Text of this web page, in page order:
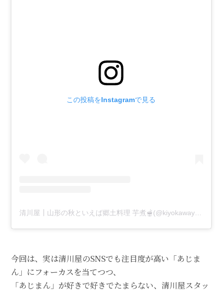
この投稿をInstagramで見る
清川屋┃山形の秋といえば郷土料理 芋煮🫕(@kiyokawaya)がシェアした投稿
今回は、実は清川屋のSNSでも注目度が高い「あじま
ん」にフォーカスを当てつつ、
「あじまん」が好きで好きでたまらない、清川屋スタッ